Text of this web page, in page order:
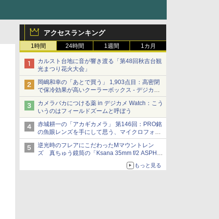
アクセスランキング
1時間 24時間 1週間 1カ月
カルスト台地に音が響き渡る「第48回秋吉台観
光まつり花火大会」
岡嶋和幸の「あとで買う」 1,903点目：高密閉
で保冷効果が高いクーラーボックス - デジカメ
Watch
カメラバカにつける薬 in デジカメ Watch：こう
いうのはフィールドズームと呼ぼう
赤城耕一の「アカギカメラ」 第146回：PRO銘
の魚眼レンズを手にして思う、マイクロフォー
サーズへの期待と可能性
逆光時のフレアにこだわったMマウントレン
ズ 真ちゅう鏡筒の「Ksana 35mm f/2 ASPH.
もっと見る